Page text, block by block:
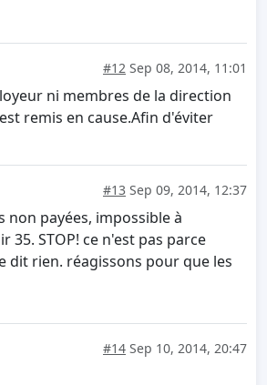
#12 Sep 08, 2014, 11:01
ni membres de la direction
remis en cause.Afin d'éviter
#13 Sep 09, 2014, 12:37
non payées, impossible à
STOP! ce n'est pas parce
dit rien. réagissons pour que les
#14 Sep 10, 2014, 20:47